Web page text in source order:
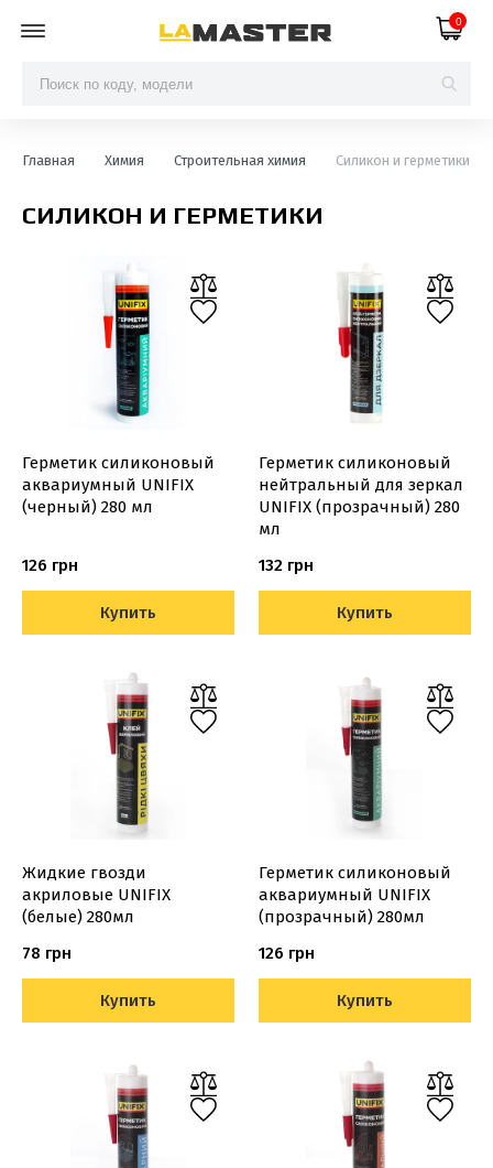
0
Главная Химия Строительная химия Силикон и герметики
СИЛИКОН И ГЕРМЕТИКИ
Герметик силиконовый
аквариумный UNIFIX
(черный) 280 мл
126 грн
Купить
Герметик силиконовый
нейтральный для зеркал
UNIFIX (прозрачный) 280
мл
132 грн
Купить
Жидкие гвозди
акриловые UNIFIX
(белые) 280мл
78 грн
Купить
Герметик силиконовый
аквариумный UNIFIX
(прозрачный) 280мл
126 грн
Купить